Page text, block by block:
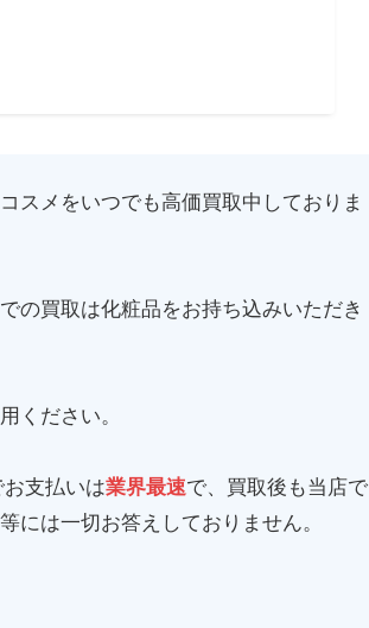
スメをいつでも高価買取中しておりま
の買取は化粧品をお持ち込みいただき
ください。
お支払いは業界最速で、買取後も当店で
には一切お答えしておりません。